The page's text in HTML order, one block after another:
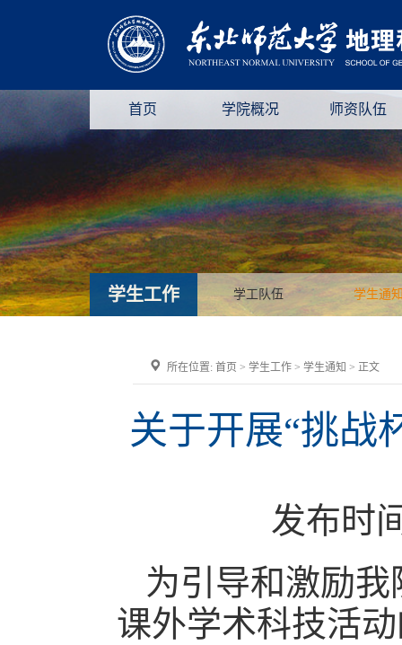
首页 学院概况 师资队伍
学生工作 学工队伍 学生通
所在位置: 首页 > 学生工作 > 学生通知 > 正文
关于开展“挑战
发布时
为引导和激励
课外学术科技活